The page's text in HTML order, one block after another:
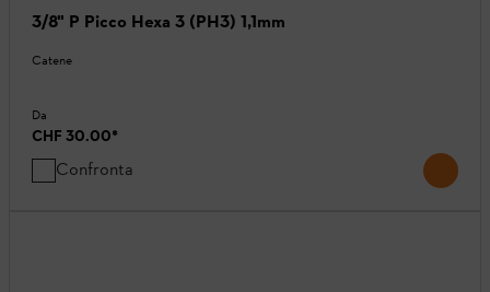
3/8" P Picco Hexa 3 (PH3) 1,1mm
Catene
Da
CHF 30.00*
Confronta